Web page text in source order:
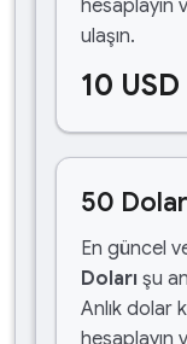
hesaplayın
ulaşın.
10 USD
50
En güncel
Doları şu
Anlık dolar
hesaplayın